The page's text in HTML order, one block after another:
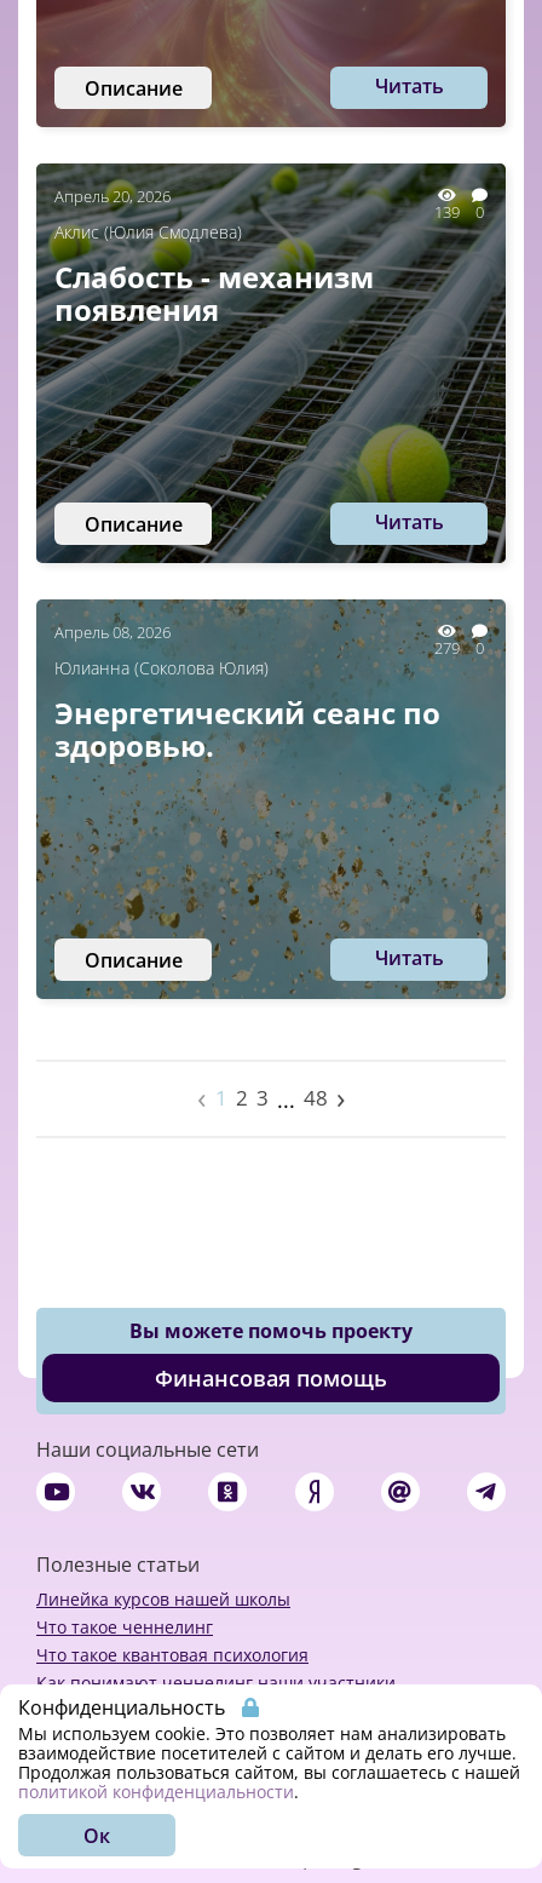
Описание Читать
Апрель 20, 2026
139 0
Аклис (Юлия Смодлева)
Слабость - механизм
появления
Описание Читать
Апрель 08, 2026
279 0
Юлианна (Соколова Юлия)
Энергетический сеанс по
здоровью.
Описание Читать
‹ 1 2 3 ... 48 ›
Вы можете помочь проекту
Финансовая помощь
Наши социальные сети
Полезные статьи
Линейка курсов нашей школы
Что такое ченнелинг
Что такое квантовая психология
Как понимают ченнелинг наши участники
Политика конфиденциальности
Закажи ченнелинг
© 2018 - 2023 Kvreal2018 | All rights reserved.
Конфиденциальность
Мы используем cookie. Это позволяет нам анализировать
взаимодействие посетителей с сайтом и делать его лучше.
Продолжая пользоваться сайтом, вы соглашаетесь с нашей
политикой конфиденциальности.
Ок